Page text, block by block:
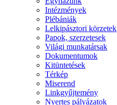
Intézmények
Plébániák
Lelkipásztori körzetek
Papok, szerzetesek
Világi munkatársak
Dokumentumok
Kitüntetések
Térkép
Miserend
Linkgyűjtemény
Nyertes pályázatok